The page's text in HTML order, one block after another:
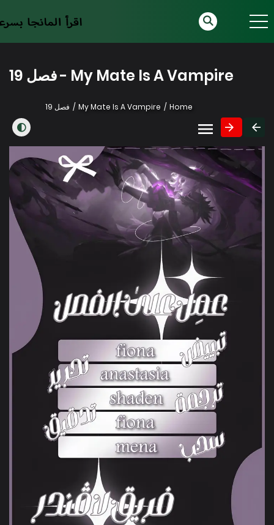
My Mate Is A Vampire - فصل 19
Home
My Mate Is A Vampire فصل 19